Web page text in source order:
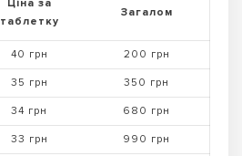
Ціна за
таблетку
Загалом
40 грн 200 грн
35 грн 350 грн
34 грн 680 грн
33 грн 990 грн